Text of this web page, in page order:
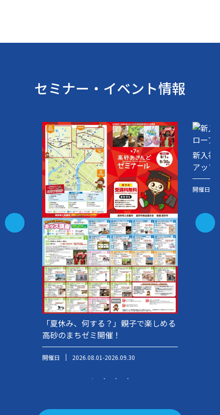
セミナー・イベント情報
「夏休み、何する？」親子で楽しめる
高砂のまちゼミ開催！
開催日 2026.08.01-2026.09.30
新入社
アップ
開催日